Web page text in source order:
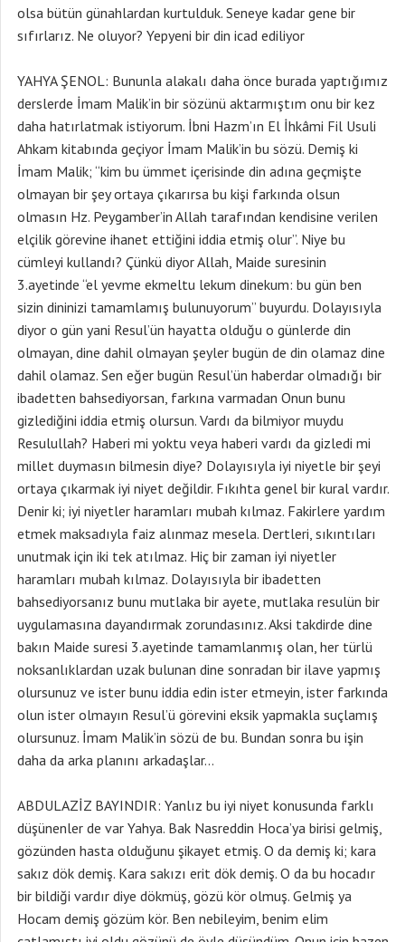
olsa bütün günahlardan kurtulduk. Seneye kadar gene bir
sıfırlarız. Ne oluyor? Yepyeni bir din icad ediliyor
YAHYA ŞENOL: Bununla alakalı daha önce burada yaptığımız
derslerde İmam Malik’in bir sözünü aktarmıştım onu bir kez
daha hatırlatmak istiyorum. İbni Hazm’ın El İhkâmi Fil Usuli
Ahkam kitabında geçiyor İmam Malik’in bu sözü. Demiş ki
İmam Malik; “kim bu ümmet içerisinde din adına geçmişte
olmayan bir şey ortaya çıkarırsa bu kişi farkında olsun
olmasın Hz. Peygamber’in Allah tarafından kendisine verilen
elçilik görevine ihanet ettiğini iddia etmiş olur”. Niye bu
cümleyi kullandı? Çünkü diyor Allah, Maide suresinin
3.ayetinde “el yevme ekmeltu lekum dinekum: bu gün ben
sizin dininizi tamamlamış bulunuyorum” buyurdu. Dolayısıyla
diyor o gün yani Resul’ün hayatta olduğu o günlerde din
olmayan, dine dahil olmayan şeyler bugün de din olamaz dine
dahil olamaz. Sen eğer bugün Resul’ün haberdar olmadığı bir
ibadetten bahsediyorsan, farkına varmadan Onun bunu
gizlediğini iddia etmiş olursun. Vardı da bilmiyor muydu
Resulullah? Haberi mi yoktu veya haberi vardı da gizledi mi
millet duymasın bilmesin diye? Dolayısıyla iyi niyetle bir şeyi
ortaya çıkarmak iyi niyet değildir. Fıkıhta genel bir kural vardır.
Denir ki; iyi niyetler haramları mubah kılmaz. Fakirlere yardım
etmek maksadıyla faiz alınmaz mesela. Dertleri, sıkıntıları
unutmak için iki tek atılmaz. Hiç bir zaman iyi niyetler
haramları mubah kılmaz. Dolayısıyla bir ibadetten
bahsediyorsanız bunu mutlaka bir ayete, mutlaka resulün bir
uygulamasına dayandırmak zorundasınız. Aksi takdirde dine
bakın Maide suresi 3.ayetinde tamamlanmış olan, her türlü
noksanlıklardan uzak bulunan dine sonradan bir ilave yapmış
olursunuz ve ister bunu iddia edin ister etmeyin, ister farkında
olun ister olmayın Resul’ü görevini eksik yapmakla suçlamış
olursunuz. İmam Malik’in sözü de bu. Bundan sonra bu işin
daha da arka planını arkadaşlar…
ABDULAZİZ BAYINDIR: Yanlız bu iyi niyet konusunda farklı
düşünenler de var Yahya. Bak Nasreddin Hoca’ya birisi gelmiş,
gözünden hasta olduğunu şikayet etmiş. O da demiş ki; kara
sakız dök demiş. Kara sakızı erit dök demiş. O da bu hocadır
bir bildiği vardır diye dökmüş, gözü kör olmuş. Gelmiş ya
Hocam demiş gözüm kör. Ben nebileyim, benim elim